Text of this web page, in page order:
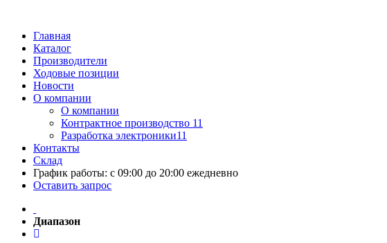
Главная
Каталог
Производители
Ходовые позиции
Новости
О компании
О компании
Контрактное производство 11
Разработка электроники11
Контакты
Склад
График работы: с 09:00 до 20:00 ежедневно
Оставить запрос
Диапазон